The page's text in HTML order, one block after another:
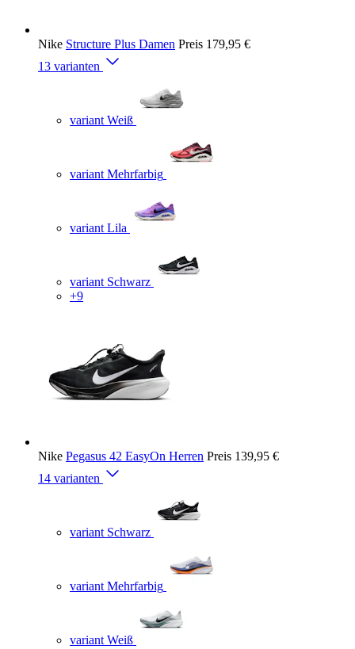
Nike Structure Plus Damen Preis 179,95 €
13 varianten
variant Weiß
variant Mehrfarbig
variant Lila
variant Schwarz
+9
Nike Pegasus 42 EasyOn Herren Preis 139,95 €
14 varianten
variant Schwarz
variant Mehrfarbig
variant Weiß